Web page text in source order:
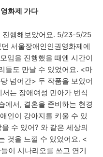
화제 가다
진행해보았어요. 5/23-5/25
서울장애인인권영화제에
임을 진행했을 때엔 시간이
들도 만날 수 있었어요. <마
넘어간> 두 작품을 보았어
는 장애여성 민아가 번식
에서, 결혼을 준비하는 현경
인이 강아지를 키울 수 있
수 있어? 와 같은 세상의
것을 느낄 수 있었어요. <
이 시나리오를 쓰고 연기